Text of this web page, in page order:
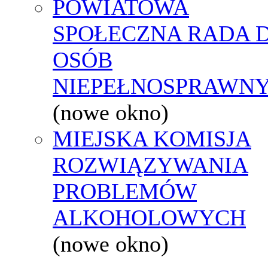
POWIATOWA
SPOŁECZNA RADA
OSÓB
(nowe okno)
MIEJSKA KOMISJA
ROZWIĄZYWANIA
PROBLEMÓW
ALKOHOLOWYCH
(nowe okno)